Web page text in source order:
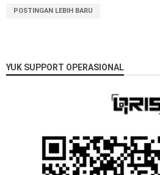
POSTINGAN LEBIH BARU
YUK SUPPORT OPERASIONAL